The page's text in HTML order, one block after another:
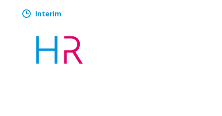
Interim